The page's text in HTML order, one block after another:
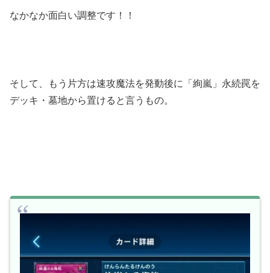
なかなか面白い調整です！！
そして、もう片方は速攻魔法を発動後に「絢嵐」永続罠を
デッキ・墓地から置けると言うもの。